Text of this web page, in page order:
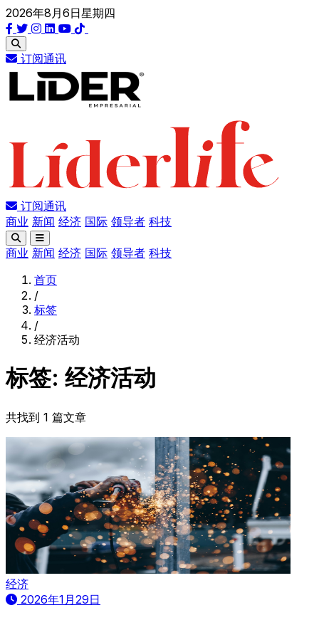
2026年8月6日星期四
订阅通讯
订阅通讯
商业 新闻 经济 国际 领导者 科技
商业 新闻 经济 国际 领导者 科技
首页
/
标签
/
经济活动
标签: 经济活动
共找到 1 篇文章
经济
2026年1月29日